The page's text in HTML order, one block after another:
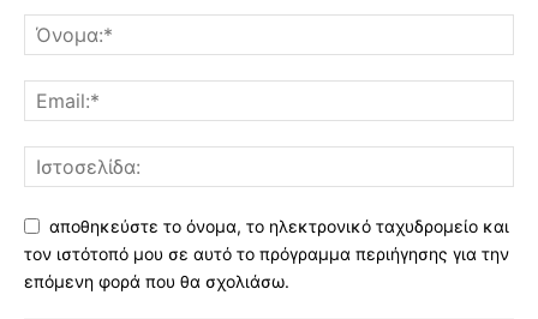
αποθηκεύστε το όνομα, το ηλεκτρονικό ταχυδρομείο και
τον ιστότοπό μου σε αυτό το πρόγραμμα περιήγησης για την
επόμενη φορά που θα σχολιάσω.